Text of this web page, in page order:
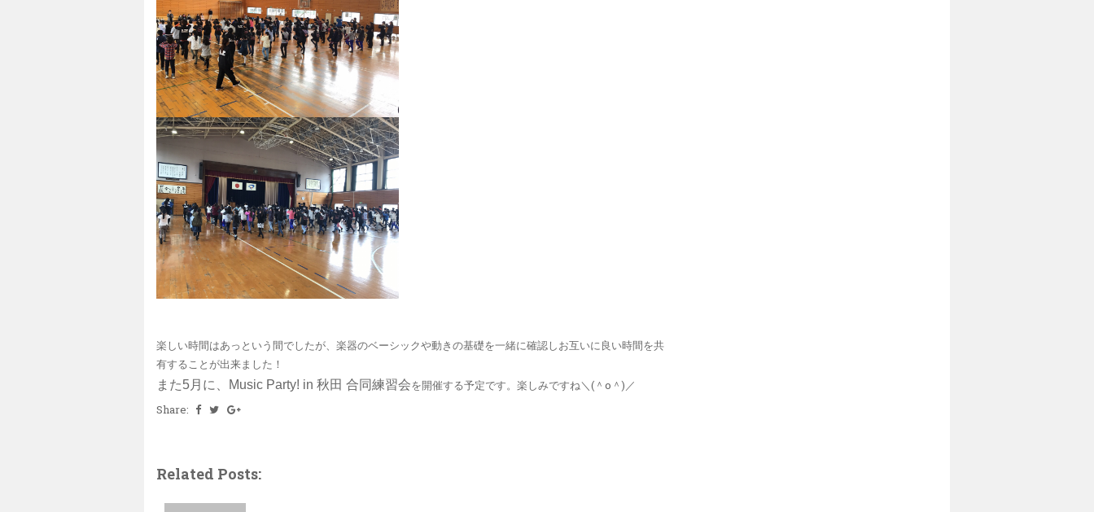
楽しい時間はあっという間でしたが、楽器のベーシックや動きの基礎を一緒に確認しお互いに良い時間を共
有することが出来ました！
また5月に、Music Party! in 秋田 合同練習会を開催する予定です。楽しみですね＼(＾o＾)／
Share:
Related Posts: